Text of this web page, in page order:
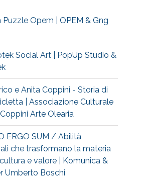
Puzzle Opem | OPEM & Gng
Social Art | PopUp Studio &
e Anita Coppini - Storia di
| Associazione Culturale
Arte Olearia
ERGO SUM / Abilità
che trasformano la materia
e valore | Komunica &
Umberto Boschi